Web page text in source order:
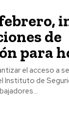
de
para
el acceso a
Instituto de